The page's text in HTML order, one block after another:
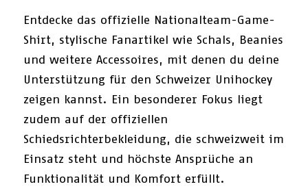
Entdecke das offizielle Nationalteam-Game-
Shirt, stylische Fanartikel wie Schals, Beanies
und weitere Accessoires, mit denen du deine
Unterstützung für den Schweizer Unihockey
zeigen kannst. Ein besonderer Fokus liegt
zudem auf der offiziellen
Schiedsrichterbekleidung, die schweizweit im
Einsatz steht und höchste Ansprüche an
Funktionalität und Komfort erfüllt.